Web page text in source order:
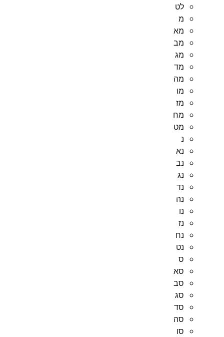
לט
מ
מא
מב
מג
מד
מה
מו
מז
מח
מט
נ
נא
נב
נג
נד
נה
נו
נז
נח
נט
ס
סא
סב
סג
סד
סה
סו